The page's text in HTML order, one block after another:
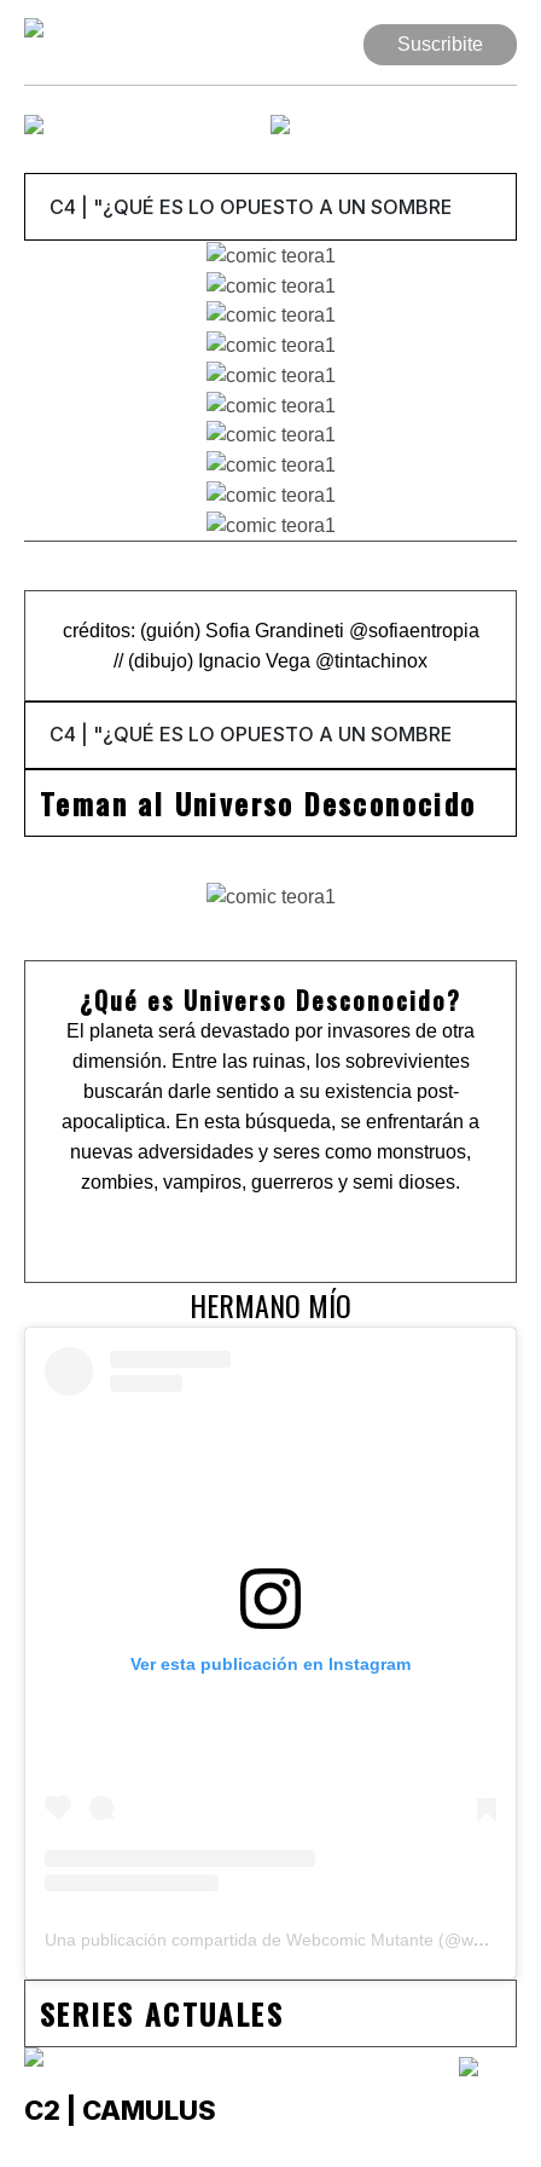
Suscribite
Web Comic
Mutante
créditos: (guión) Sofia Grandineti @sofiaentropia
// (dibujo) Ignacio Vega @tintachinox
Teman al Universo Desconocido
¿Qué es Universo Desconocido?
El planeta será devastado por invasores de otra
dimensión. Entre las ruinas, los sobrevivientes
buscarán darle sentido a su existencia post-
apocaliptica. En esta búsqueda, se enfrentarán a
nuevas adversidades y seres como monstruos,
zombies, vampiros, guerreros y semi dioses.
HERMANO MÍO
Ver esta publicación en Instagram
Una publicación compartida de Webcomic Mutante (@webcomicmutante)
SERIES ACTUALES
C2 | CAMULUS